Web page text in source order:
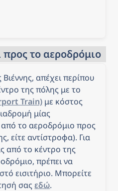
το αεροδρόμιο
απέχει περίπου
της πόλης με το
Train)
μίας
από το αεροδρόμιο προς
είτε αντίστροφα). Για
από το κέντρο της
πρέπει να
εισιτήριο. Μπορείτε
σας εδώ.